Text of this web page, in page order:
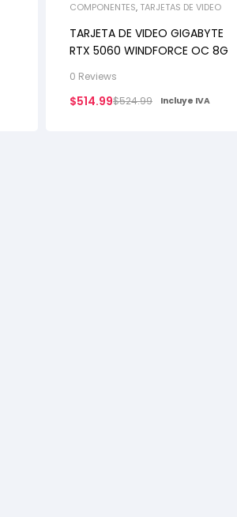
COMPONENTES, TARJETAS DE VIDEO
TARJETA DE VIDEO GIGABYTE
RTX 5060 WINDFORCE OC 8G
0 Reviews
$524.99
$514.99 Incluye IVA